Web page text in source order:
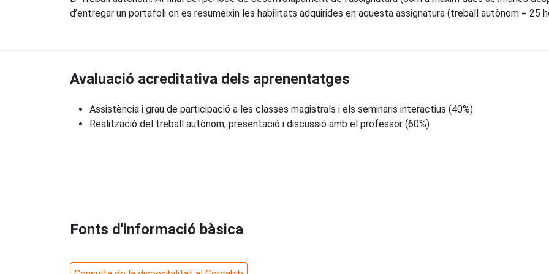
d’entregar un portafoli on es resumeixin les habilitats adquirides en aquesta assignatura (treball autònom = 25
Avaluació acreditativa dels aprenentatges
Assistència i grau de participació a les classes magistrals i els seminaris interactius (40%)
Realització del treball autònom, presentació i discussió amb el professor (60%)
Fonts d'informació bàsica